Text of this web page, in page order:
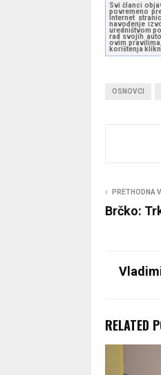
Svi članci
povremeno
Internet
navođenje
uredništvom
rad svojih
ovim
korištenja
OSNOVCI
PRETHODNA
Brčko:
RELATED